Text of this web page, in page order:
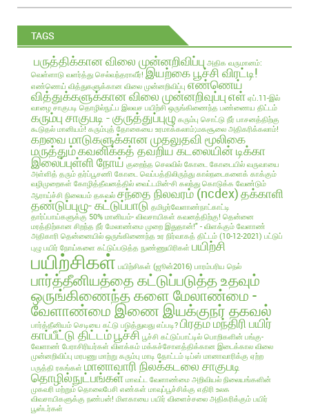
TAGS
பருத்திக்கான விலை முன்னறிவிப்பு அதிக வருமானம்:
வெள்ளாடு வளர்த்து செல்வந்தராவீர்! இயற்கை பூச்சி விரட்டி!
எண்ணெய் வித்துகளுக்கான விலை முன்னறிவிப்பு எண்ணெய்
வித்துக்களுக்கான விலை முன்னறிவுப்புஎள் ஏப்.11-இல்
வாழை சாகுபடி தொழில்நுட்ப இலவச பயிற்சி ஒருங்கிணைந்த பண்ணைய திட்டம்
கரும்பு சாகுபடி - குருத்துப்புழு கரும்பு சொட்டு நீர் பாசனத்திற்கு
கூடுதல் மானியம்! கரும்புத் தோகையை உரமாக்கலாம்;மகசூலை அதிகரிக்கலாம்!
கறவை மாடுகளுக்கான முதலுதவி மூலிகை
மருத்தும்கவனிக்கத் தவறிய கடலையின் டிக்கா
இலைப்புள்ளி நோய் குறைந்த செலவில் கோடை கோடையில் வருவாயை
அள்ளித் தரும் தர்ப்பூசணி கோடை வெப்பத்திலிருந்து கால்நடைகளைக் காக்கும்
வழிமுறைகள் கோழித்தீவனத்தில் வைட்டமின்-சி கலந்து கொடுக்க வேண்டும்
ஆராய்ச்சி நிலையம் தகவல் சந்தை நிலவரம் (ncdex)தக்காளி
தண்டுப்புழு- கட்டுப்பாடு தமிழர்வேளாண்நாட்காட்டி
தார்ப்பாய்களுக்கு 50% மானியம்- விவசாயிகள் கவனத்திற்கு! தென்னை
மரத்திற்கான சிறந்த நீர் மேலாண்மை முறை இதுதான்!" - விளக்கும் வேளாண்
அதிகாரி தென்னையில் ஒருங்கிணைந்த உர நிர்வாகத் திட்டம் (10-12-2021) பட்டுப்
புழு பயிர் நோய்களை கட்டுப்படுத்த நுண்ணுயிரிகள் பயிற்சி
பயிற்சிகள் பயிற்சிகள் (ஜூன்2016) பாரம்பரிய நெல்
பார்த்தீனியத்தை கட்டுப்படுத்த உதவும்
ஒருங்கிணைந்த களை மேலாண்மை -
வேளாண்மை இணை இயக்குநர் தகவல்
பார்த்தீனியம் செடியை கட்டு படுத்துவது எப்படி? பிரதம மந்திரி பயிர்
காப்பீட்டு திட்டம்பூச்சி பூச்சி கட்டுப்பாட்டில் பொறிகளின் பங்கு-
வேளாண் பேராசிரியர்கள் விளக்கம் மக்கச்சோளத்திக்கான இடைக்கால விலை
முன்னறிவிப்பு மரபணு மாற்று கரும்பு மாடி தோட்டம் டிப்ஸ் மானாவாரிக்கு ஏற்ற
பருத்தி ரகங்கள் மானாவாரி நிலக்கடலை சாகுபடி
தொழில்நுட்பங்கள் மாவட்ட வேளாண்மை அறிவியல் நிலையங்களின்
முகவரி மற்றும் தொலைபேசி எண்கள் மாவுப்பூச்சிக்கு எதிரி உலக
விவசாயிகளுக்கு நண்பன்! மிளகாயை பயிர் விளைச்சலை அதிகரிக்கும் பயிர்
பூஸ்டர்கள்